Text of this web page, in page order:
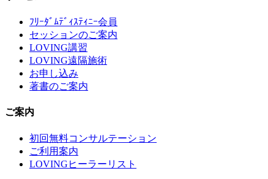
ﾌﾘｰﾀﾞﾑﾃﾞｨｽﾃｨﾆｰ会員
セッションのご案内
LOVING講習
LOVING遠隔施術
お申し込み
著書のご案内
ご案内
初回無料コンサルテーション
ご利用案内
LOVINGヒーラーリスト